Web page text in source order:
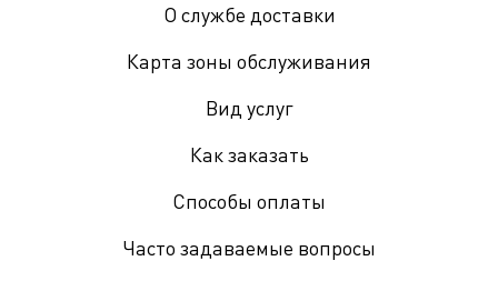
О службе доставки
Карта зоны обслуживания
Вид услуг
Как заказать
Способы оплаты
Часто задаваемые вопросы